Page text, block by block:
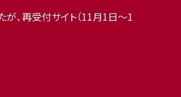
、再受付サイト（11月1日～1